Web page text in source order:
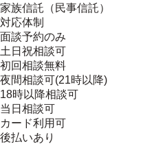
家族信託（民事信託）
対応体制
面談予約のみ
土日祝相談可
初回相談無料
夜間相談可(21時以降)
18時以降相談可
当日相談可
カード利用可
後払いあり